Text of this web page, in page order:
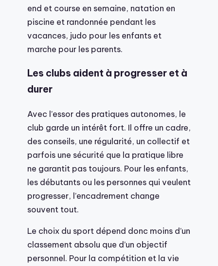
end et course en semaine, natation en
piscine et randonnée pendant les
vacances, judo pour les enfants et
marche pour les parents.
Les clubs aident à progresser et à
durer
Avec l’essor des pratiques autonomes, le
club garde un intérêt fort. Il offre un cadre,
des conseils, une régularité, un collectif et
parfois une sécurité que la pratique libre
ne garantit pas toujours. Pour les enfants,
les débutants ou les personnes qui veulent
progresser, l’encadrement change
souvent tout.
Le choix du sport dépend donc moins d’un
classement absolu que d’un objectif
personnel. Pour la compétition et la vie